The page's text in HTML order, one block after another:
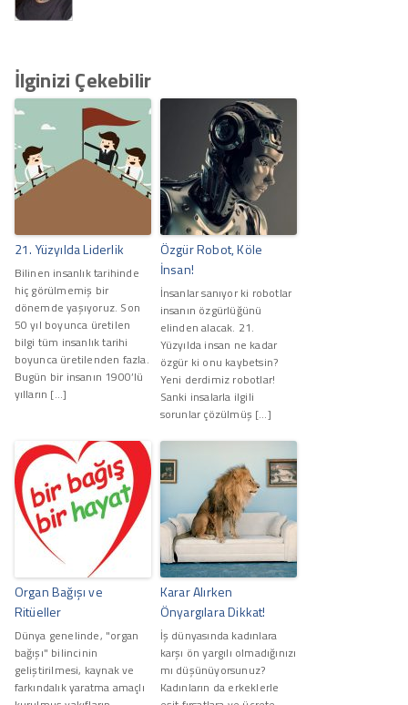
İlginizi Çekebilir
21. Yüzyılda Liderlik
Bilinen insanlık tarihinde
hiç görülmemiş bir
dönemde yaşıyoruz. Son
50 yıl boyunca üretilen
bilgi tüm insanlık tarihi
boyunca üretilenden fazla.
Bugün bir insanın 1900’lü
yılların […]
Özgür Robot, Köle
İnsan!
İnsanlar sanıyor ki robotlar
insanın özgürlüğünü
elinden alacak. 21.
Yüzyılda insan ne kadar
özgür ki onu kaybetsin?
Yeni derdimiz robotlar!
Sanki insalarla ilgili
sorunlar çözülmüş […]
Organ Bağışı ve
Ritüeller
Dünya genelinde, "organ
bağışı" bilincinin
geliştirilmesi, kaynak ve
farkındalık yaratma amaçlı
Karar Alırken
Önyargılara Dikkat!
İş dünyasında kadınlara
karşı ön yargılı olmadığınızı
mı düşünüyorsunuz?
Kadınların da erkeklerle